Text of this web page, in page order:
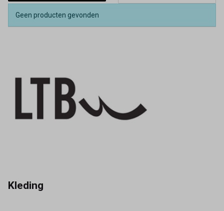
Capisce
Mode
Geen producten gevonden
Kleding